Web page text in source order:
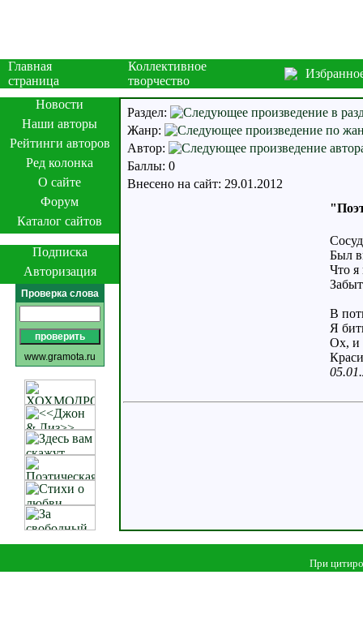
Главная
страница
Коллективное
творчество
Новости
Наши авторы
Рейтинги авторов
Ред колонка
О сайте
Форум
Каталог сайтов
Подписка
Авторизация
Проверка слова
www.gramota.ru
Раздел:
Жанр:
Автор:
Баллы: 0
Внесено на сайт: 29.01.2012
Был
Что я
В
Я
Ох, и
При